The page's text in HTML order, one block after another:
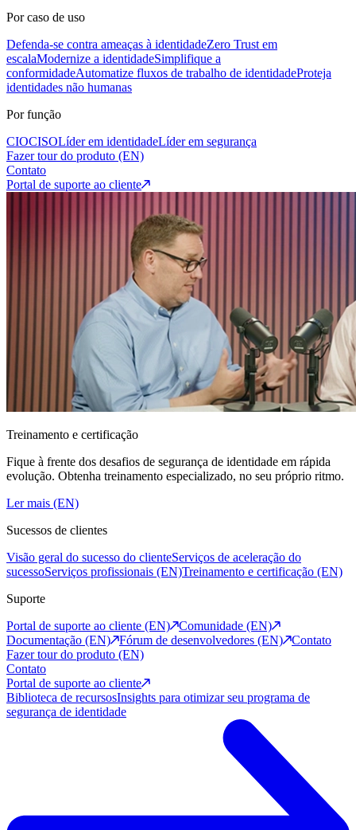
Por caso de uso
Defenda-se contra ameaças à identidadeZero Trust em
escalaModernize a identidadeSimplifique a
conformidadeAutomatize fluxos de trabalho de identidadeProteja
identidades não humanas
Por função
CIOCISOLíder em identidadeLíder em segurança
Fazer tour do produto (EN)
Contato
Portal de suporte ao cliente
Treinamento e certificação
Fique à frente dos desafios de segurança de identidade em rápida
evolução. Obtenha treinamento especializado, no seu próprio ritmo.
Ler mais (EN)
Sucessos de clientes
Visão geral do sucesso do clienteServiços de aceleração do
sucessoServiços profissionais (EN)Treinamento e certificação (EN)
Suporte
Portal de suporte ao cliente (EN)
Comunidade (EN)
Documentação (EN)
Fórum de desenvolvedores (EN)
Contato
Fazer tour do produto (EN)
Contato
Portal de suporte ao cliente
Biblioteca de recursosInsights para otimizar seu programa de
segurança de identidade